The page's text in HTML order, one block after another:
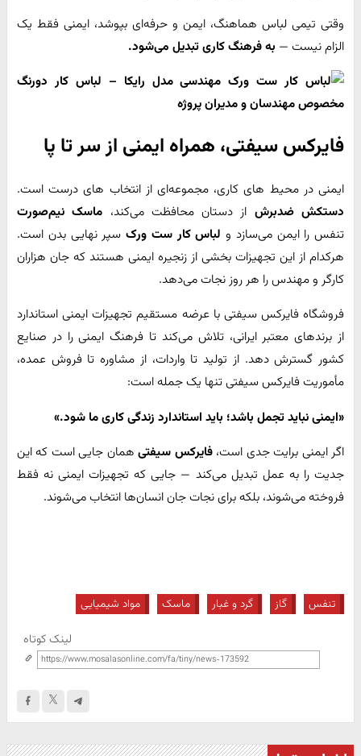
وقتی تیمی لباس هماهنگ، ایمن و حرفه‌ای بپوشد، ایمنی فقط یک
الزام نیست — به فرهنگ کاری تبدیل می‌شود.
فایرکس سیفتی، همراه ایمنی از سر تا پا
ایمنی در محیط‌ های کاری، مجموعه‌ای از انتخاب‌ های درست است.
دستکش ضد‌برش از دستان محافظت می‌کند، ماسک نیم‌صورت
تنفس را ایمن می‌سازد و لباس کار ست ورک سپر نهایی بدن است.
هرکدام از این تجهیزات بخشی از زنجیره‌ ایمنی هستند که جان هزاران
کارگر و مهندس را هر روز نجات می‌دهد.
فروشگاه فایرکس سیفتی با عرضه‌ مستقیم تجهیزات ایمنی استاندارد
از برندهای معتبر ایرانی، تلاش می‌کند تا فرهنگ ایمنی را در صنایع
کشور گسترش دهد. از تولید تا واردات، از مشاوره تا فروش عمده،
مأموریت فایرکس سیفتی تنها یک جمله است:
«ایمنی نباید تجمل باشد؛ باید استاندارد زندگی کاری ما شود.»
اگر ایمنی برایت جدی است،فایرکس سیفتیهمان جایی است که این
جدیت را به عمل تبدیل می‌کند — جایی که تجهیزات ایمنی نه فقط
فروخته می‌شوند، بلکه برای نجات جان انسان‌ها انتخاب می‌شوند.
تنفس گاز گرد و غبار ماسک مواد شیمیایی
لینک کوتاه